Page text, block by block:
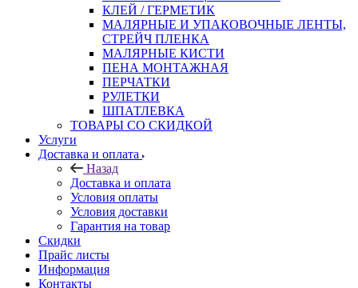
КЛЕЙ / ГЕРМЕТИК
МАЛЯРНЫЕ И УПАКОВОЧНЫЕ ЛЕНТЫ,
СТРЕЙЧ ПЛЕНКА
МАЛЯРНЫЕ КИСТИ
ПЕНА МОНТАЖНАЯ
ПЕРЧАТКИ
РУЛЕТКИ
ШПАТЛЕВКА
ТОВАРЫ СО СКИДКОЙ
Услуги
Доставка и оплата
Назад
Доставка и оплата
Условия оплаты
Условия доставки
Гарантия на товар
Скидки
Прайс листы
Информация
Контакты